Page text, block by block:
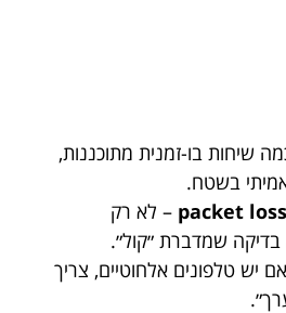
שיחות בו-זמנית מתוכננות,
בשטח.
– לא רק
יש טלפונים אלחוטיים, צריך